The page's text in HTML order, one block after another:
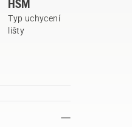
HSM
Typ uchycení
lišty